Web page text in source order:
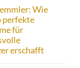
Wie
perfekte
für
erschafft